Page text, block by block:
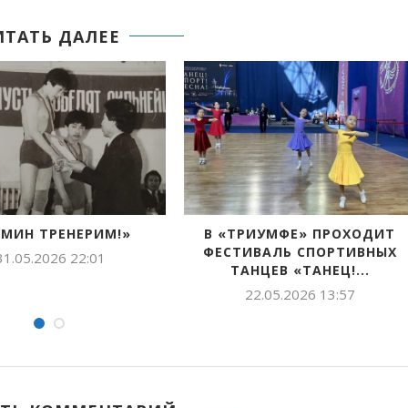
ДАЛЕЕ
ТУСТУУ — МИН СӨБҮЛҮҮР
ДЬАРЫГЫМ
ДУОБАТ XV
ОСКУОЛА
28.04.2026